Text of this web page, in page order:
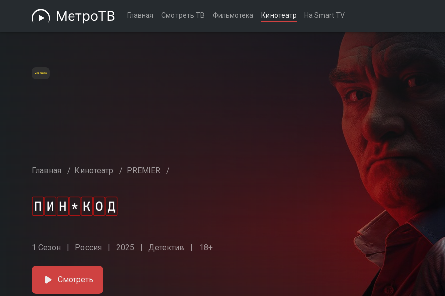
Главная Смотреть ТВ Фильмотека Кинотеатр На Smart TV
Главная / Кинотеатр / PREMIER /
1 Сезон Россия 2025 Детектив 18+
Смотреть